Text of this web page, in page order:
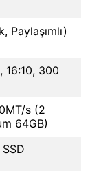
Paylaşımlı)
16:10, 300
s (2
64GB)